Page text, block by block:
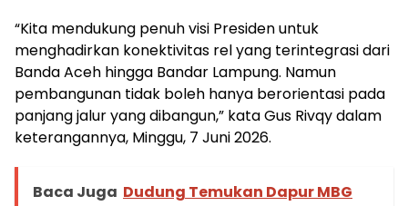
“Kita mendukung penuh visi Presiden untuk
menghadirkan konektivitas rel yang terintegrasi dari
Banda Aceh hingga Bandar Lampung. Namun
pembangunan tidak boleh hanya berorientasi pada
panjang jalur yang dibangun,” kata Gus Rivqy dalam
keterangannya, Minggu, 7 Juni 2026.
Baca Juga Dudung Temukan Dapur MBG